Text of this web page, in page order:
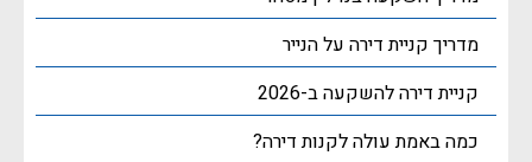
מדריך קניית דירה על הנייר
קניית דירה להשקעה ב-2026
כמה באמת עולה לקנות דירה?